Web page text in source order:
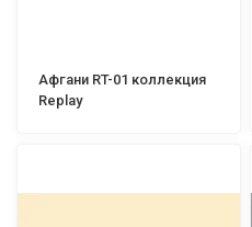
Афгани RT-01 коллекция
Replay